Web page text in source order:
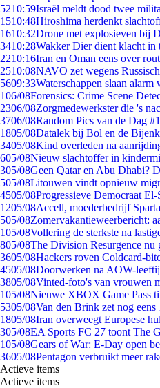
5210:59Israël meldt dood twee
1510:48Hiroshima herdenkt
1610:32Drone met explosieven bij
3410:28Wakker Dier dient klacht in
2210:16Iran en Oman eens over
2510:08NAVO zet wegens
5609:33Waterschappen slaan alarm
106/08Forensics: Crime Scene
2306/08Zorgmedewerkster die 's
3706/08Random Pics van de Dag
1805/08Datalek bij Bol en de
3405/08Kind overleden na
605/08Nieuw slachtoffer in
305/08Geen Qatar en Abu Dhabi?
505/08Litouwen vindt opnieuw
4505/08Progressieve Democraat
1205/08Accell, moederbedrijf
505/08Zomervakantieweerbericht:
105/08Vollering de sterkste na
805/08The Division Resurgence nu
3605/08Hackers roven Coldcard-
4505/08Doorwerken na AOW-
3805/08Vinted-foto's van vrouwen
105/08Nieuwe XBOX Game Pass
5305/08Van den Brink zet nog
1805/08Iran overweegt Europese
305/08EA Sports FC 27 toont The
105/08Gears of War: E-Day open
3605/08Pentagon verbruikt meer
Actieve items
Actieve items